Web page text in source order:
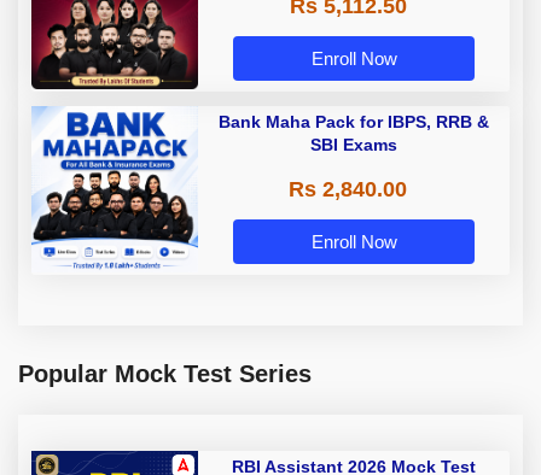
A & Grade B Bank Exams
Rs 5,112.50
Enroll Now
Bank Maha Pack for IBPS, RRB &
SBI Exams
Rs 2,840.00
Enroll Now
Popular Mock Test Series
RBI Assistant 2026 Mock Test